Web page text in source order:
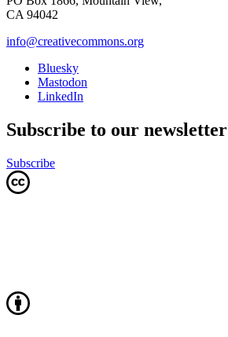
CA 94042
info@creativecommons.org
Bluesky
Mastodon
LinkedIn
Subscribe to our newsletter
Subscribe